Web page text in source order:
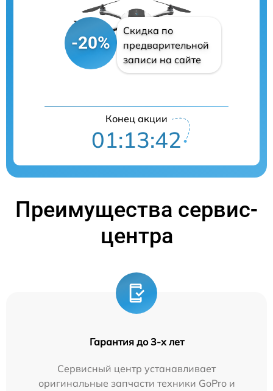
-20%
Скидка по
предварительной
записи на сайте
Конец акции
01:13:42
Преимущества сервис-
центра
Гарантия до 3-х лет
Сервисный центр устанавливает
оригинальные запчасти техники GoPro и